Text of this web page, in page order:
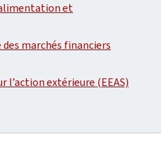
et
marchés financiers
l’action extérieure (EEAS)